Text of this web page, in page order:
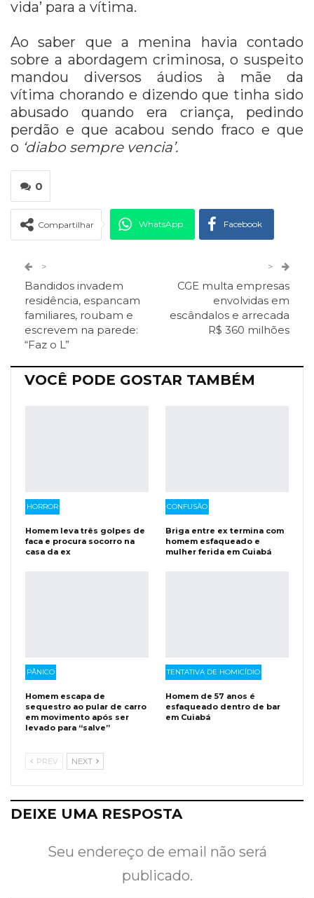
vida’ para a vítima.
Ao saber que a menina havia contado
sobre a abordagem criminosa, o suspeito
mandou diversos áudios à mãe da
vítima chorando e dizendo que tinha sido
abusado quando era criança, pedindo
perdão e que acabou sendo fraco e que
o ‘diabo sempre vencia’.
0
Compartilhar WhatsApp Facebook
Facebook Messenger O email
>
Bandidos invadem
residência, espancam
familiares, roubam e
escrevem na parede:
“Faz o L”
>
CGE multa empresas
envolvidas em
escândalos e arrecada
R$ 360 milhões
VOCÊ PODE GOSTAR TAMBÉM
HORROR
Homem leva três golpes de
faca e procura socorro na
casa da ex
CONFUSÃO
Briga entre ex termina com
homem esfaqueado e
mulher ferida em Cuiabá
PÂNICO
Homem escapa de
sequestro ao pular de carro
em movimento após ser
levado para “salve”
TENTATIVA DE HOMICÍDIO
Homem de 57 anos é
esfaqueado dentro de bar
em Cuiabá
PREV NEXT
DEIXE UMA RESPOSTA
Seu endereço de email não será
publicado.